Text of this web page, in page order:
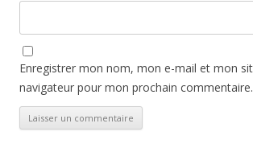
Enregistrer mon nom, mon e-mail et mon
navigateur pour mon prochain commentaire.